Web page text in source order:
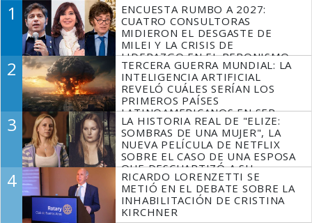
1
ENCUESTA RUMBO A 2027:
CUATRO CONSULTORAS
MIDIERON EL DESGASTE DE
MILEI Y LA CRISIS DE
LIDERAZGO EN EL PERONISMO
2
TERCERA GUERRA MUNDIAL: LA
INTELIGENCIA ARTIFICIAL
REVELÓ CUÁLES SERÍAN LOS
PRIMEROS PAÍSES
LATINOAMERICANOS EN SER
DERROTADOS
3
LA HISTORIA REAL DE "ELIZE:
SOMBRAS DE UNA MUJER", LA
NUEVA PELÍCULA DE NETFLIX
SOBRE EL CASO DE UNA ESPOSA
QUE DESCUARTIZÓ A SU
MARIDO
4
RICARDO LORENZETTI SE
METIÓ EN EL DEBATE SOBRE LA
INHABILITACIÓN DE CRISTINA
KIRCHNER